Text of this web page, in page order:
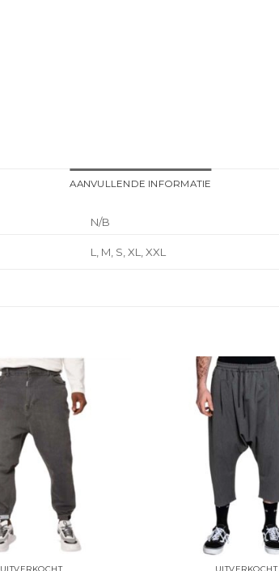
AANVULLENDE INFORMATIE
N/B
L, M, S, XL, XXL
UITVERKOCHT UITVERKOCHT